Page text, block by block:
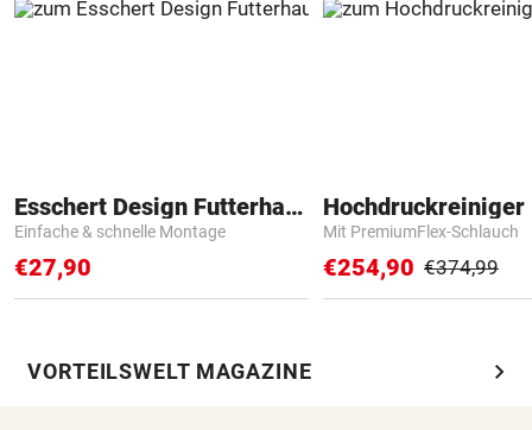
Esschert Design Futterhaus
Einfache & schnelle Montage
€27,90
Hochdruckreiniger
Mit PremiumFlex-Schlauch
€254,90 €374,99
VORTEILSWELT MAGAZINE chevron_right